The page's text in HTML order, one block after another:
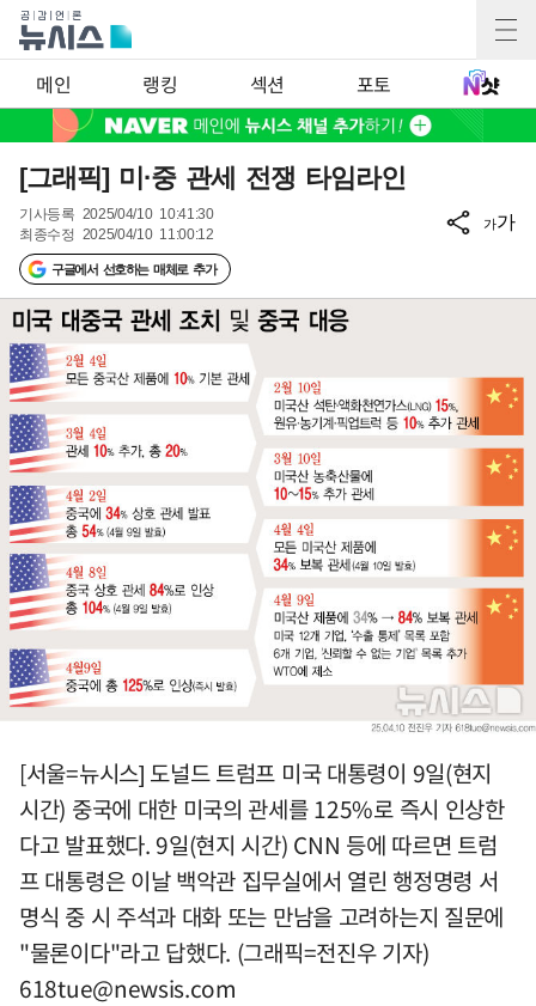
메인 랭킹 섹션 포토
[그래픽] 미·중 관세 전쟁 타임라인
기사등록 2025/04/10 10:41:30
최종수정 2025/04/10 11:00:12
구글에서 선호하는 매체로 추가
가가
[서울=뉴시스] 도널드 트럼프 미국 대통령이 9일(현지
시간) 중국에 대한 미국의 관세를 125%로 즉시 인상한
다고 발표했다. 9일(현지 시간) CNN 등에 따르면 트럼
프 대통령은 이날 백악관 집무실에서 열린 행정명령 서
명식 중 시 주석과 대화 또는 만남을 고려하는지 질문에
"물론이다"라고 답했다. (그래픽=전진우 기자)
618tue@newsis.com